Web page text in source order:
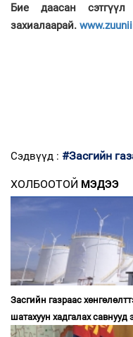
Бие даасан
захиалаарай.
Сэдвүүд : #Засгийн
ХОЛБООТОЙ МЭДЭЭ
Засгийн газраас
шатахуун хадгалах